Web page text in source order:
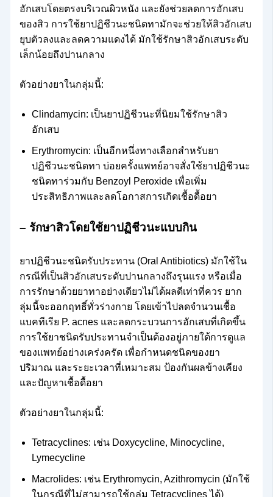
อักเสบโดยตรงบริเวณผิวหนัง และยังช่วยลดการอักเสบ
ของสิว การใช้ยาปฏิชีวนะชนิดทามักจะช่วยให้สิวอักเสบ
ยุบตัวลงและลดความแดงได้ มักใช้รักษาสิวอักเสบระดับ
เล็กน้อยถึงปานกลาง
ตัวอย่างยาในกลุ่มนี้:
Clindamycin: เป็นยาปฏิชีวนะที่นิยมใช้รักษาสิว
อักเสบ
Erythromycin: เป็นอีกหนึ่งทางเลือกสำหรับยา
ปฏิชีวนะชนิดทา บ่อยครั้งแพทย์อาจสั่งใช้ยาปฏิชีวนะ
ชนิดทาร่วมกับ Benzoyl Peroxide เพื่อเพิ่ม
ประสิทธิภาพและลดโอกาสการเกิดเชื้อดื้อยา
– รักษาสิวโดยใช้ยาปฏิชีวนะแบบกิน
ยาปฏิชีวนะชนิดรับประทาน (Oral Antibiotics) มักใช้ใน
กรณีที่เป็นสิวอักเสบระดับปานกลางถึงรุนแรง หรือเมื่อ
การรักษาด้วยยาทาอย่างเดียวไม่ได้ผลดีเท่าที่ควร ยาก
ลุ่มนี้จะออกฤทธิ์ทั่วร่างกาย โดยเข้าไปลดจำนวนเชื้อ
แบคทีเรีย P. acnes และลดกระบวนการอักเสบที่เกิดขึ้น
การใช้ยาชนิดรับประทานจำเป็นต้องอยู่ภายใต้การดูแล
ของแพทย์อย่างเคร่งครัด เพื่อกำหนดชนิดของยา
ปริมาณ และระยะเวลาที่เหมาะสม ป้องกันผลข้างเคียง
และปัญหาเชื้อดื้อยา
ตัวอย่างยาในกลุ่มนี้:
Tetracyclines: เช่น Doxycycline, Minocycline,
Lymecycline
Macrolides: เช่น Erythromycin, Azithromycin (มักใช้
ในกรณีที่ไม่สามารถใช้กลุ่ม Tetracyclines ได้)